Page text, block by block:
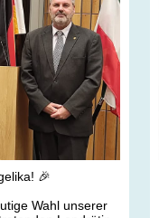
🎉
Wahl unserer